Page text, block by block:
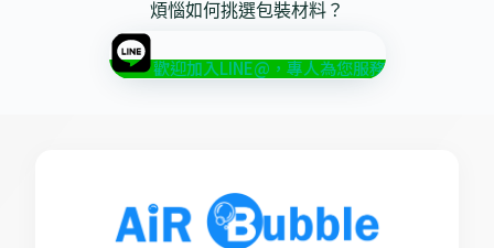
煩惱如何挑選包裝材料？
歡迎加入LINE@，專人為您服務